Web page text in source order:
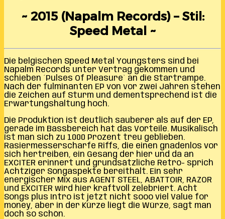
~ 2015 (Napalm Records) – Stil:
Speed Metal ~
Die belgischen Speed Metal Youngsters sind bei
Napalm Records unter Vertrag gekommen und
schieben ´Pulses Of Pleasure` an die Startrampe.
Nach der fulminanten EP von vor zwei Jahren stehen
die Zeichen auf Sturm und dementsprechend ist die
Erwartungshaltung hoch.
Die Produktion ist deutlich sauberer als auf der EP,
gerade im Bassbereich hat das Vorteile. Musikalisch
ist man sich zu 1000 Prozent treu geblieben.
Rasiermesserscharfe Riffs, die einen gnadenlos vor
sich hertreiben, ein Gesang der hier und da an
EXCITER erinnert und grundsätzliche Retro- sprich
Achtziger Songaspekte bereithält. Ein sehr
energischer Mix aus AGENT STEEL, ABATTOIR, RAZOR
und EXCITER wird hier kraftvoll zelebriert. Acht
Songs plus Intro ist jetzt nicht sooo viel Value for
money, aber in der Kürze liegt die Würze, sagt man
doch so schön.